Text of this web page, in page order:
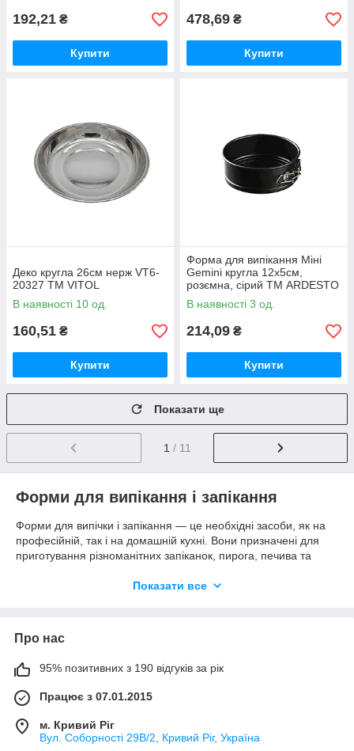
192,21 ₴
Купити
478,69 ₴
Купити
Деко кругла 26см нерж VT6-
20327 ТМ VITOL
В наявності 10 од.
160,51 ₴
Купити
Форма для випікання Міні
Gemini кругла 12x5см,
розємна, сірий ТМ ARDESTO
В наявності 3 од.
214,09 ₴
Купити
Показати ще
1 / 11
Форми для випікання і запікання
Форми для випічки і запікання — це необхідні засоби, як на
професійній, так і на домашній кухні. Вони призначені для
приготування різноманітних запіканок, пирога, печива та
У нашому магазині представлені алюміні, силіконові та скляні
для виготовлення кулічів, пирога, піци та тортів. Крім того, в
морозива.
На великих протинях ліпше запікати м’ясо, рибу або складні
багатошарові запіканки з овочами. А якщо ви хочете, щоб
ваші діти насолоджувалися смачною випічкою, зверніть увагу
на різні види силіконів. Немовля буде в захопленні від
Показати все
Про нас
95% позитивних з 190 відгуків за рік
Працює з 07.01.2015
м. Кривий Ріг
Вул. Соборності 29В/2, Кривий Ріг, Україна